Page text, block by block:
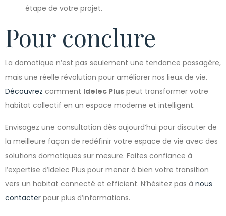
étape de votre projet.
Pour conclure
La domotique n’est pas seulement une tendance passagère,
mais une réelle révolution pour améliorer nos lieux de vie.
Découvrez comment Idelec Plus peut transformer votre
habitat collectif en un espace moderne et intelligent.
Envisagez une consultation dès aujourd’hui pour discuter de
la meilleure façon de redéfinir votre espace de vie avec des
solutions domotiques sur mesure. Faites confiance à
l’expertise d’Idelec Plus pour mener à bien votre transition
vers un habitat connecté et efficient. N’hésitez pas à nous
contacter pour plus d’informations.